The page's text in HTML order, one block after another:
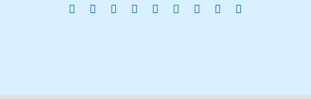
Facebook Reddit LinkedInWhatsApp
TumblrPinterest